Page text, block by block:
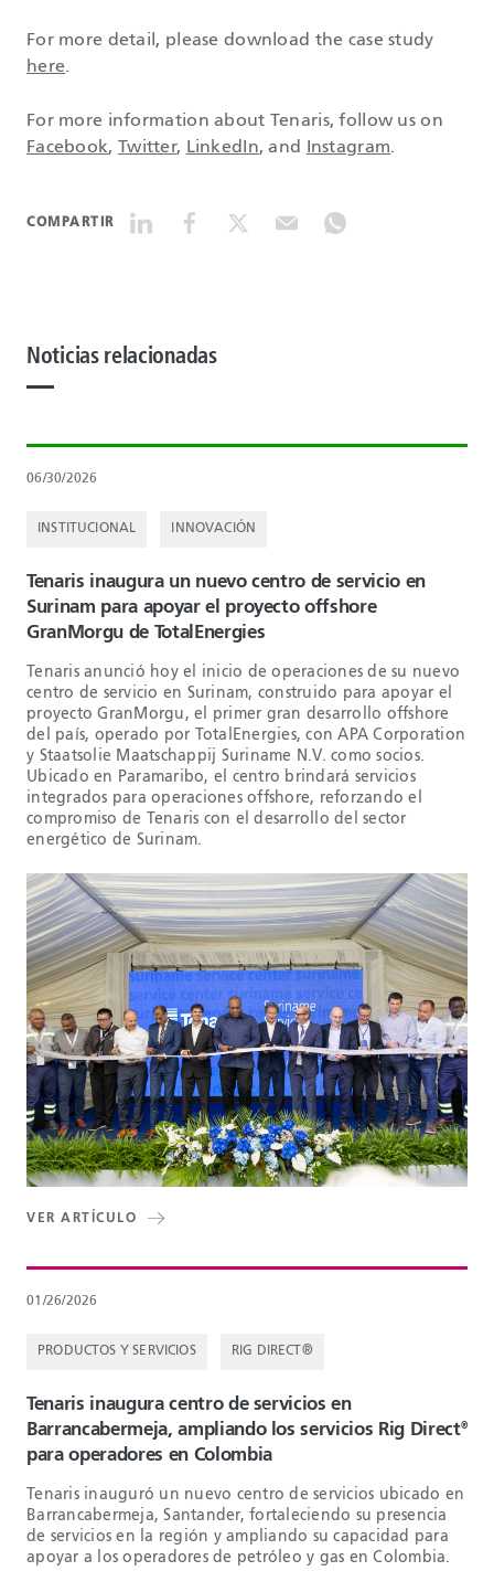
For more detail, please download the case study
here.
For more information about Tenaris, follow us on
Facebook, Twitter, LinkedIn, and Instagram.
COMPARTIR
Noticias relacionadas
06/30/2026
INSTITUCIONAL INNOVACIÓN
Tenaris inaugura un nuevo centro de servicio en
Surinam para apoyar el proyecto offshore
GranMorgu de TotalEnergies
Tenaris anunció hoy el inicio de operaciones de su nuevo
centro de servicio en Surinam, construido para apoyar el
proyecto GranMorgu, el primer gran desarrollo offshore
del país, operado por TotalEnergies, con APA Corporation
y Staatsolie Maatschappij Suriname N.V. como socios.
Ubicado en Paramaribo, el centro brindará servicios
integrados para operaciones offshore, reforzando el
compromiso de Tenaris con el desarrollo del sector
energético de Surinam.
VER ARTÍCULO
01/26/2026
PRODUCTOS Y SERVICIOS RIG DIRECT®
Tenaris inaugura centro de servicios en
Barrancabermeja, ampliando los servicios Rig Direct®
para operadores en Colombia
Tenaris inauguró un nuevo centro de servicios ubicado en
Barrancabermeja, Santander, fortaleciendo su presencia
de servicios en la región y ampliando su capacidad para
apoyar a los operadores de petróleo y gas en Colombia.